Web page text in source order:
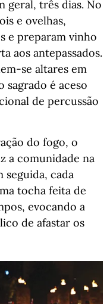
geral, três dias. No
e ovelhas,
e preparam vinho
aos antepassados.
se altares em
sagrado é aceso
de percussão
do fogo, o
a comunidade na
seguida, cada
tocha feita de
evocando a
de afastar os